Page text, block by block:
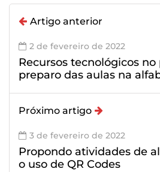
Artigo anterior
2 de fevereiro de 2022
Recursos tecnológicos
preparo das aulas na
Próximo artigo
3 de fevereiro de 2022
Propondo atividades de
o uso de QR Codes